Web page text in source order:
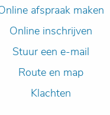
afspraak maken
Online inschrijven
Stuur een e-mail
Route en map
Klachten